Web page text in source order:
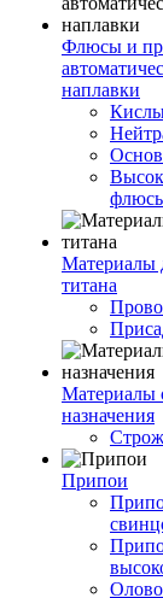
Флюсы и
наплавки
Материалы
титана
Материалы
назначения
Припои